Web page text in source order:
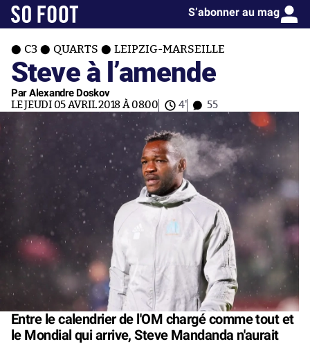
S’abonner au mag
C3 QUARTS LEIPZIG-MARSEILLE
Steve à l’amende
Par Alexandre Doskov
LE JEUDI 05 AVRIL 2018 À 08:00 4' 55
Entre le calendrier de l'OM chargé comme tout et
le Mondial qui arrive, Steve Mandanda n'aurait